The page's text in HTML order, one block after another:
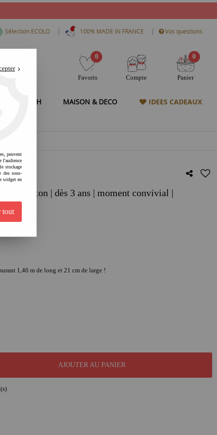
Sélection ECOLO | 100% MADE IN FRANCE | Vos questions
0
Favoris Compte
0
Panier
HIGH TECH MAISON & DECO IDEES CADEAUX
| carton | dès 3 ans | moment convivial |
1,40 m de long et 21 cm de large !
AJOUTER AU PANIER
peuvent
l'audience
stockage
des sous-
widget en
tout